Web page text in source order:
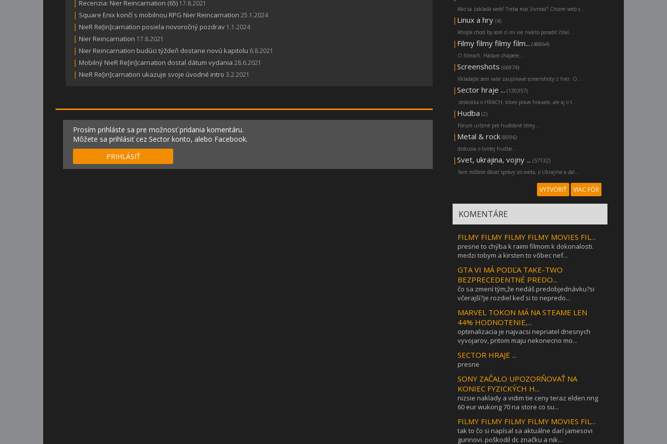
| Recenzia: Nier Reincarnation (65) 17.8.2021
| Square Enix končí s mobilnou RPG Nier Reincarnation 25.1.2024
| NieR Re[in]carnation posiela novoročný pozdrav 1.1.2024
| Nier Reincarnation 17.8.2021
| Nier Reincarnation budúci týždeň dostane novú kapitolu 6.8.2021
| Mobilný NieR Re[in]carnation dostal dátum vydania 28.6.2021
| NieR Re[in]carnation ukazuje svoje úvodné intro 3.2.2021
Prosím prihláste sa pre možnosť pridania komentáru.
Môžete sa prihlásiť cez Sector konto, alebo Facebook.
PRIHLÁSIŤ
Ako sa zakladá web? Treba mať živnosť? Chcem web s...
| Linux a hry (4)
Ahojte chcel by som ci mi vie niekto poradiť čítal...
| Filmy filmy filmy film... (48864)
O filmoch. Hádam chápete....
| Screenshots (66974)
Vkladajte sem vaše zaujímavé screenshoty z hier. O...
| Sector hraje ... (130357)
:diskoška o HRACH, ktore prave hravate, ale aj o t...
| Hudba (2)
Fórum určené pre hudobné témy...
| Metal & rock (8096)
diskusia o tvrdej hudbe...
| Svet, ukrajina, vojny ... (57132)
Sem môžete dávať správy zo sveta, o Ukrajine a ďal...
VYTVORIŤ VIAC FÓR
KOMENTÁRE
FILMY FILMY FILMY FILMY MOVIES FIL...
presne to chýba k raimi filmom k dokonalosti.
medzi tobym a kirsten to vôbec nef...
GTA VI MÁ PODĽA TAKE-TWO
BEZPRECEDENTNÉ PREDO...
čo sa zmení tým,že nedáš predobjednávku?si
včerajší?je rozdiel keď si to nepredo...
MARVEL TOKON MÁ NA STEAME LEN
44% HODNOTENIE,...
optimalizacia je najvacsi nepriatel dnesnych
vyvojarov, pritom maju nekonecno mo...
SECTOR HRAJE ...
presne
SONY ZAČALO UPOZORŇOVAŤ NA
KONIEC FYZICKÝCH H...
nizsie naklady a vidim tie ceny teraz elden ring
60 eur wukong 70 na store co su...
FILMY FILMY FILMY FILMY MOVIES FIL...
tak to čo si napísal sa aktuálne darí jamesovi
gunnovi. poškodil dc značku a nik...